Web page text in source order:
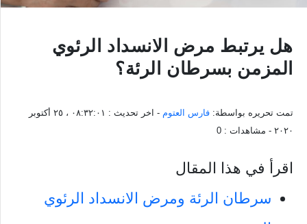
هل يرتبط مرض الانسداد الرئوي
المزمن بسرطان الرئة؟
تمت تحريره بواسطة: فارس العتوم - اخر تحديث :
٠٨:٣٢:٠١ ، ٢٥ أكتوبر
٢٠٢٠ - مشاهدات : 0
اقرأ في هذا المقال
سرطان الرئة ومرض الانسداد الرئوي